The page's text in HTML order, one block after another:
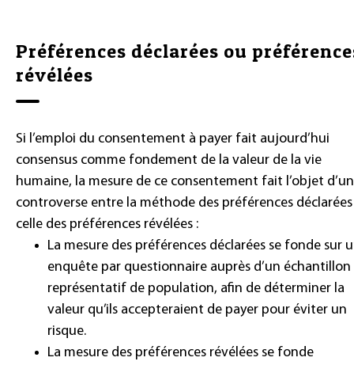
Préférences déclarées ou
révélées
Si l’emploi du consentement à payer fait aujourd’hui
consensus comme fondement de la valeur de la vie
humaine, la mesure de ce consentement fait l’objet
controverse entre la méthode des préférences
celle des préférences révélées :
La mesure des préférences déclarées se fonde sur
enquête par questionnaire auprès d’un échantillon
représentatif de population, afin de déterminer la
valeur qu’ils accepteraient de payer pour éviter un
risque.
La mesure des préférences révélées se fonde